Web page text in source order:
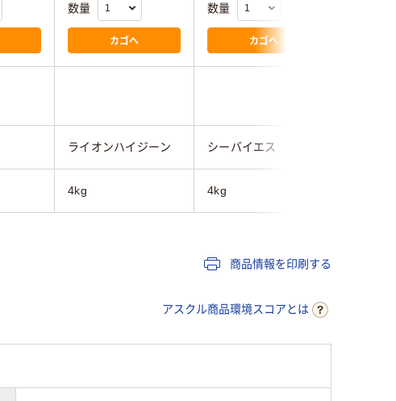
数量
カゴへ
数量
カゴへ
ライオンハイジーン シーバイエス
4kg 4kg
商品情報を印刷する
アスクル商品環境スコアとは